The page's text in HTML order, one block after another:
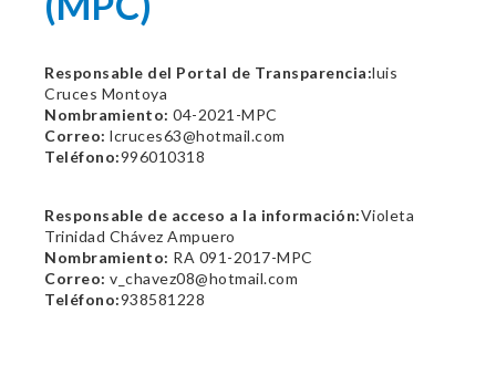
Responsable del Portal de Transparencia:luis
Cruces Montoya
Nombramiento: 04-2021-MPC
Correo: lcruces63@hotmail.com
Teléfono:996010318
Responsable de acceso a la información:Violeta
Trinidad Chávez Ampuero
Nombramiento: RA 091-2017-MPC
Correo: v_chavez08@hotmail.com
Teléfono:938581228